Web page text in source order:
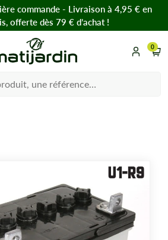
commande - Livraison à 4,95 € en
offerte dès 79 € d’achat !
0